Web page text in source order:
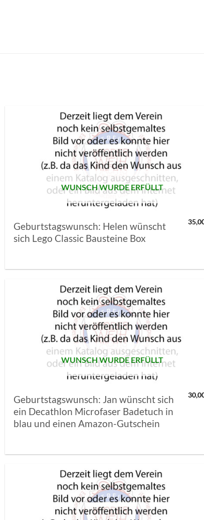
WUNSCH WURDE ERFÜLLT
Geburtstagswunsch: Helen wünscht
sich Lego Classic Bausteine Box
WUNSCH WURDE ERFÜLLT
Geburtstagswunsch: Jan wünscht sich
ein Decathlon Microfaser Badetuch in
blau und einen Amazon-Gutschein